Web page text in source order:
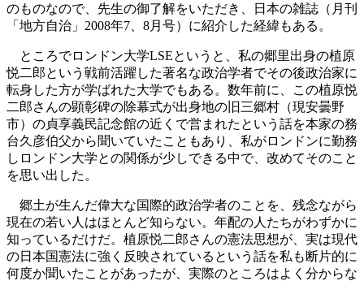
のものなので、先生の御了解をいただき、日本の雑誌（月刊
「地方自治」2008年7、8月号）に紹介した経緯もある。
ところでロンドン大学LSEというと、私の郷里出身の植原
悦二郎という戦前活躍した著名な政治学者でその後政治家に
転身した方が学ばれた大学でもある。数年前に、この植原悦
二郎さんの顕彰碑の除幕式が出身地の旧三郷村（現安曇野
市）の貞享義民記念館の近くで営まれたという話を本家の務
台久彦伯父から聞いていたこともあり、私がロンドンに勤務
しロンドン大学との関係が少しできる中で、改めてそのこと
を思い出した。
郷土が生んだ偉大な国際的政治学者のことを、残念ながら
現在の若い人はほとんど知らない。年配の人たちがわずかに
知っているだけだ。植原悦二郎さんの憲法思想が、実は現代
の日本国憲法に強く反映されているという話を私も断片的に
何度か聞いたことがあったが、実際のところはよく分からな